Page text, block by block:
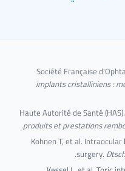
Société Française
implants
Haute Autorité de Santé
produits et prestations
Kohnen T, et al.
surgery.